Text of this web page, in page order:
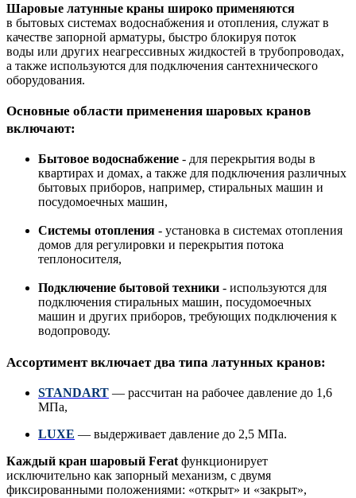
Шаровые латунные краны широко применяются
в бытовых системах водоснабжения и отопления, служат в
качестве запорной арматуры, быстро блокируя поток
воды или других неагрессивных жидкостей в трубопроводах,
а также используются для подключения сантехнического
оборудования.
Основные области применения шаровых кранов
включают:
Бытовое водоснабжение - для перекрытия воды в
квартирах и домах, а также для подключения различных
бытовых приборов, например, стиральных машин и
посудомоечных машин,
Системы отопления - установка в системах отопления
домов для регулировки и перекрытия потока
теплоносителя,
Подключение бытовой техники - используются для
подключения стиральных машин, посудомоечных
машин и других приборов, требующих подключения к
водопроводу.
Ассортимент включает два типа латунных кранов:
STANDART — рассчитан на рабочее давление до 1,6
МПа,
LUXE — выдерживает давление до 2,5 МПа.
Каждый кран шаровый Ferat функционирует
исключительно как запорный механизм, с двумя
фиксированными положениями: «открыт» и «закрыт»,